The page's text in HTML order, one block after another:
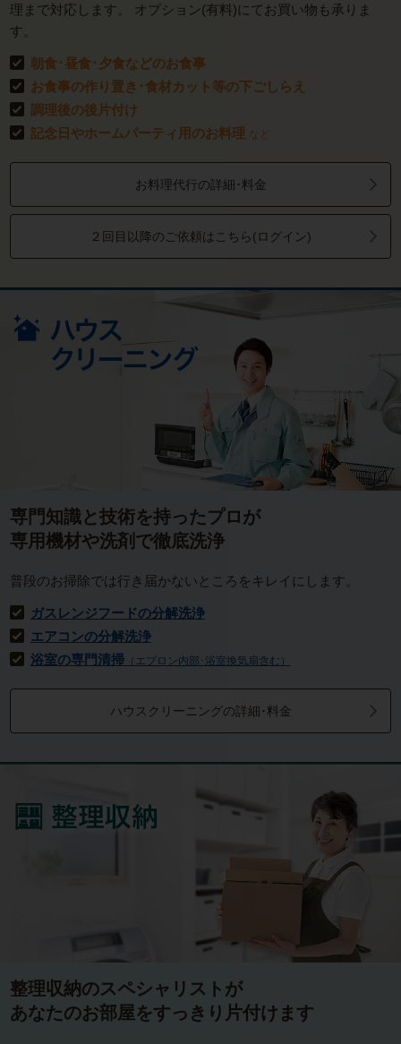
理まで対応します。 オプション(有料)にてお買い物も承りま
す。
朝食･昼食･夕食などのお食事
お食事の作り置き･食材カット等の下ごしらえ
調理後の後片付け
記念日やホームパーティ用のお料理 など
お料理代行の詳細･料金
２回目以降のご依頼はこちら(ログイン)
専門知識と技術を持ったプロが
専用機材や洗剤で徹底洗浄
普段のお掃除では行き届かないところをキレイにします。
ガスレンジフードの分解洗浄
エアコンの分解洗浄
浴室の専門清掃（エプロン内部･浴室換気扇含む）
ハウスクリーニングの詳細･料金
整理収納のスペシャリストが
あなたのお部屋をすっきり片付けます